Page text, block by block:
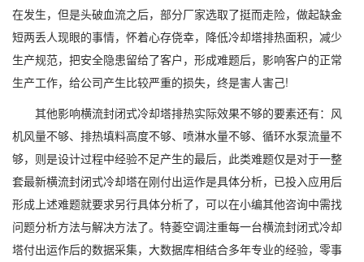
在发生，但是头破血流之后，部分厂家选取了挺而走险，做起缺金
短两丢人现眼的事情，怀着心存侥幸，降低冷却塔排热面积，减少
生产规范，把安全隐患留给了客户，形成难题后，影响客户的正常
生产工作，给公司产生比较严重的损失，终是害人害己!
其他影响横流封闭式冷却塔排热实际效果不够的要素还有：风
机风量不够、排热填料高度不够、喷淋水量不够、循环水泵流量不
够，则是设计过程中经验不足产生的最后，此类难题仅是对于一整
套最新横流封闭式冷却塔在刚付出运作是具体分析，已投入应用后
形成上述难题就要求另行具体分析了，可以在小编其他咨询中需找
问题分析方法与解决方法了。特菱空调注重每一台横流封闭式冷却
塔付出运作后的数据采集，大数据库相结合多年专业的经验，零事